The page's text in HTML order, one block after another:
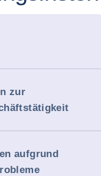
zur
aufgrund